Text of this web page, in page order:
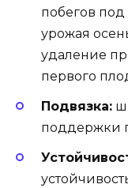
побегов
урожая
удаление
первого
Подвязка:
поддержки